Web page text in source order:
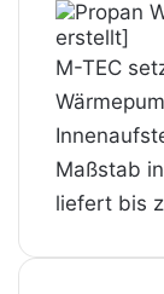
M-TEC
Maßstab
liefert bis